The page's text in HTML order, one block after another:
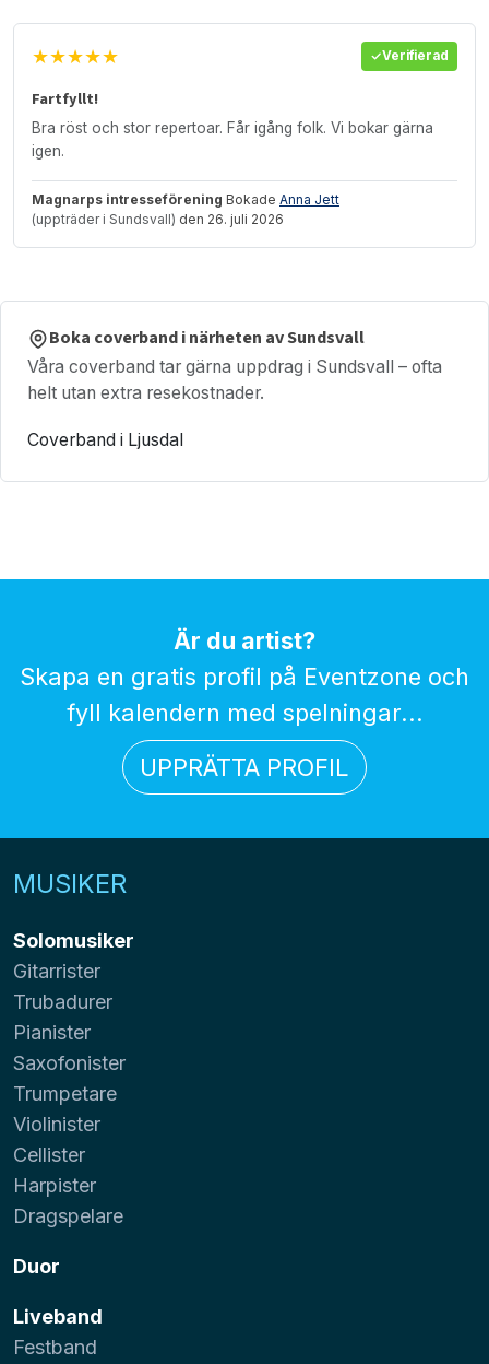
★★★★★ Verifierad
Fartfyllt!
Bra röst och stor repertoar. Får igång folk. Vi bokar gärna
igen.
Magnarps intresseförening Bokade Anna Jett
(uppträder i Sundsvall) den 26. juli 2026
Boka coverband i närheten av Sundsvall
Våra coverband tar gärna uppdrag i Sundsvall – ofta
helt utan extra resekostnader.
Coverband i Ljusdal
Är du artist?
Skapa en gratis profil på Eventzone och
fyll kalendern med spelningar...
UPPRÄTTA PROFIL
MUSIKER
Solomusiker
Gitarrister
Trubadurer
Pianister
Saxofonister
Trumpetare
Violinister
Cellister
Harpister
Dragspelare
Duor
Liveband
Festband